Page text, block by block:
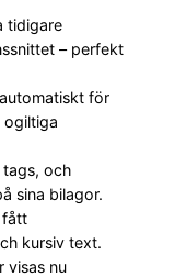
tidigare
– perfekt
för
ogiltiga
tags, och
sina bilagor.
fått
kursiv text.
visas nu